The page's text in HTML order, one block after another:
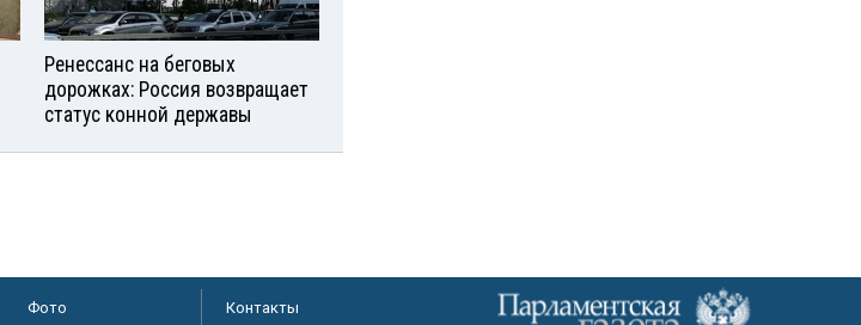
Ренессанс на беговых
дорожках: Россия возвращает
статус конной державы
Фото Контакты